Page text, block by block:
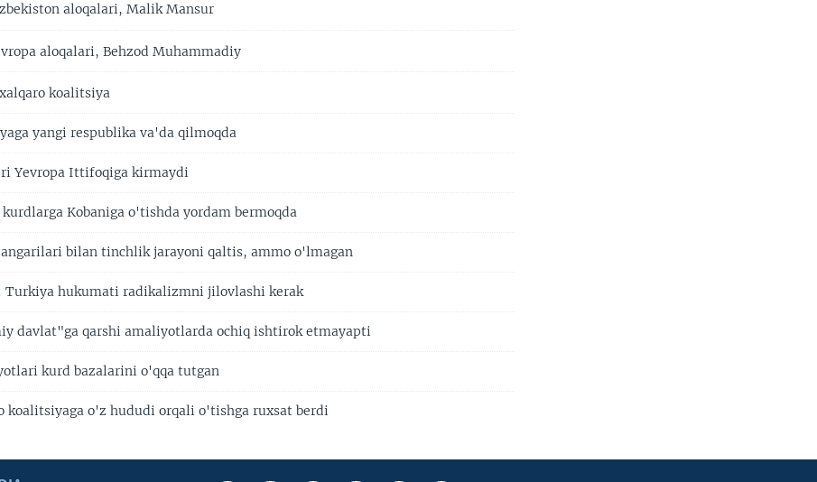
aloqalari, Malik Mansur
aloqalari, Behzod Muhammadiy
koalitsiya
yangi respublika va'da qilmoqda
Yevropa Ittifoqiga kirmaydi
Kobaniga o'tishda yordam bermoqda
bilan tinchlik jarayoni qaltis, ammo o'lmagan
Turkiya hukumati radikalizmni jilovlashi kerak
davlat"ga qarshi amaliyotlarda ochiq ishtirok etmayapti
kurd bazalarini o'qqa tutgan
koalitsiyaga o'z hududi orqali o'tishga ruxsat berdi